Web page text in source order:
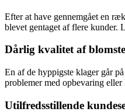
Efter at have gennemgået en
blevet gentaget af flere kunder.
Dårlig kvalitet af
En af de hyppigste klager går
problemer med opbevaring
Utilfredsstillende